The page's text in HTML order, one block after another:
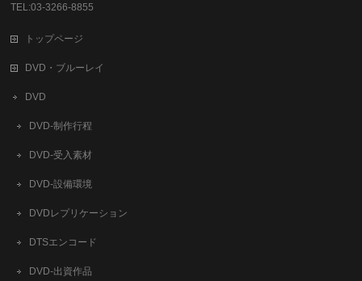
TEL:03-3266-8855
トップページ
DVD・ブルーレイ
DVD
DVD-制作行程
DVD-受入素材
DVD-設備環境
DVDレプリケーション
DTSエンコード
DVD-出資作品